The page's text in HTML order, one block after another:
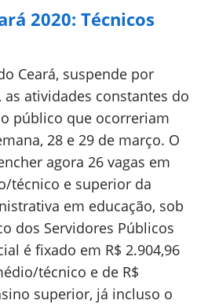
2020: Técnicos
Ceará, suspende por
atividades constantes do
público que ocorreriam
28 e 29 de março. O
agora 26 vagas em
técnico e superior da
em educação, sob
dos Servidores Públicos
é fixado em R$ 2.904,96
técnico e de R$
superior, já incluso o